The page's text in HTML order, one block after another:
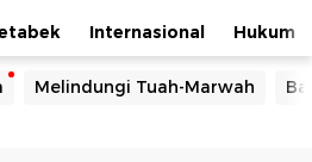
Internasional Hukum
Melindungi Tuah-Marwah